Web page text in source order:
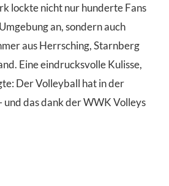
lockte nicht nur hunderte Fans
an, sondern auch
aus Herrsching, Starnberg
Eine eindrucksvolle Kulisse,
Der Volleyball hat in der
und das dank der WWK Volleys